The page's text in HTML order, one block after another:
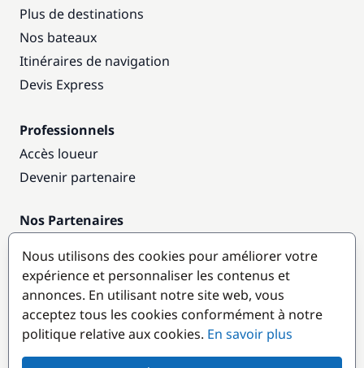
Plus de destinations
Nos bateaux
Itinéraires de navigation
Devis Express
Professionnels
Accès loueur
Devenir partenaire
Nos Partenaires
Destinations populaires
Nous utilisons des cookies pour améliorer votre
expérience et personnaliser les contenus et
annonces. En utilisant notre site web, vous
acceptez tous les cookies conformément à notre
politique relative aux cookies. En savoir plus